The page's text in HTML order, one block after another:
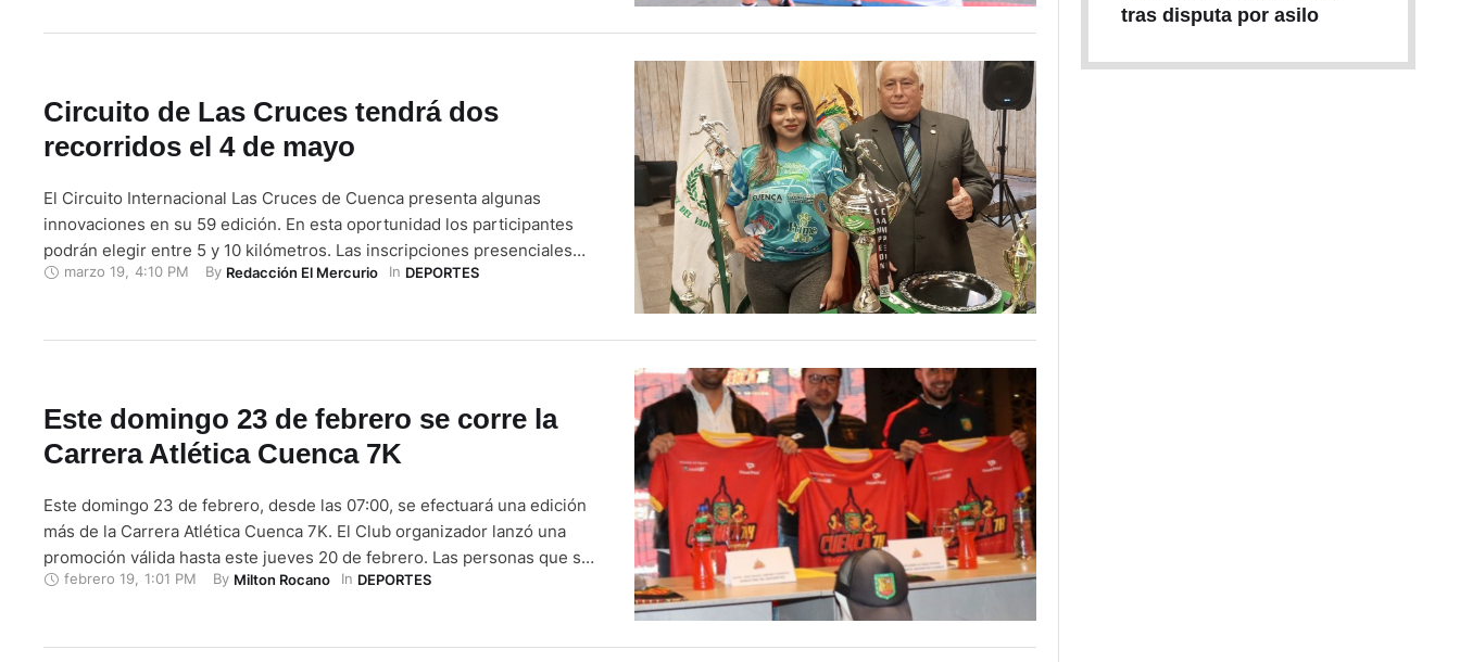
Circuito de Las Cruces tendrá dos
recorridos el 4 de mayo
El Circuito Internacional Las Cruces de Cuenca presenta algunas
innovaciones en su 59 edición. En esta oportunidad los participantes
podrán elegir entre 5 y 10 kilómetros. Las inscripciones presenciales
empezarán el martes 1 de abril en la sede del Círculo Cruz del Vado de
marzo 19 4:10 PM By Redacción El Mercurio In DEPORTES
Este domingo 23 de febrero se corre la
Carrera Atlética Cuenca 7K
Este domingo 23 de febrero, desde las 07:00, se efectuará una edición
más de la Carrera Atlética Cuenca 7K. El Club organizador lanzó una
promoción válida hasta este jueves 20 de febrero. Las personas que se
inscriban en esta cita recibirán una entrada gratis a la localidad de
febrero 19 1:01 PM By Milton Rocano In DEPORTES
tras disputa por asilo